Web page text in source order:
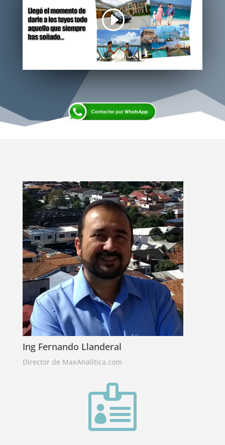
Ing Fernando Llanderal
Director de MaxAnalitica.com
